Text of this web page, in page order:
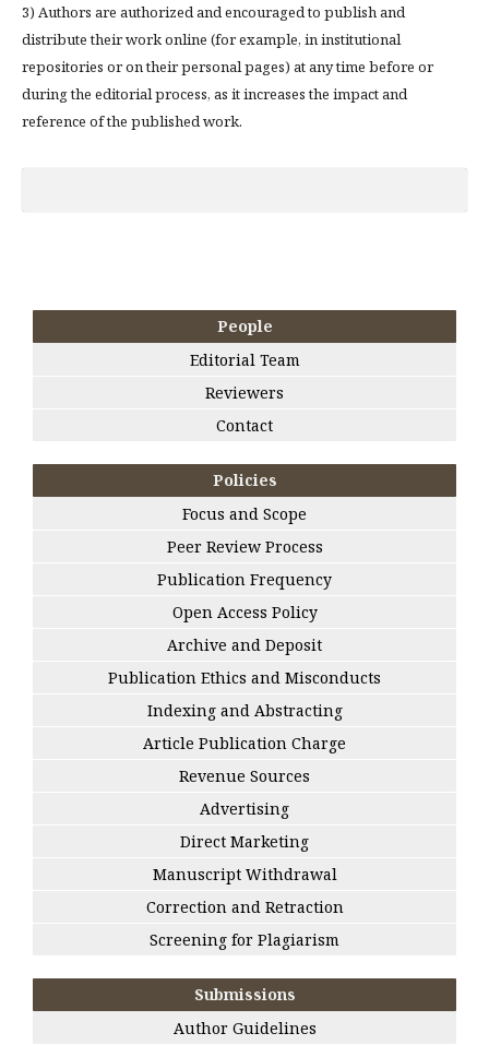
3) Authors are authorized and encouraged to publish and
distribute their work online (for example, in institutional
repositories or on their personal pages) at any time before or
during the editorial process, as it increases the impact and
reference of the published work.
People
Editorial Team
Reviewers
Contact
Policies
Focus and Scope
Peer Review Process
Publication Frequency
Open Access Policy
Archive and Deposit
Publication Ethics and Misconducts
Indexing and Abstracting
Article Publication Charge
Revenue Sources
Advertising
Direct Marketing
Manuscript Withdrawal
Correction and Retraction
Screening for Plagiarism
Submissions
Author Guidelines